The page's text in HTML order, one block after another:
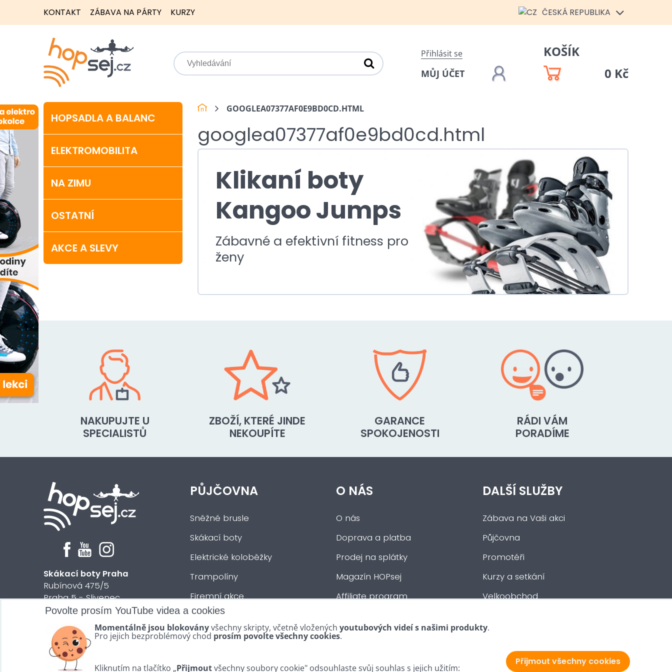
KONTAKT ZÁBAVA NA PÁRTY KURZY ČESKÁ REPUBLIKA
Přihlásit se
MŮJ ÚČET
KOŠÍK
0 Kč
HOPSADLA A BALANC
ELEKTROMOBILITA
NA ZIMU
OSTATNÍ
AKCE A SLEVY
GOOGLEA07377AF0E9BD0CD.HTML
googlea07377af0e9bd0cd.html
Klikaní boty
Kangoo Jumps
Zábavné a efektivní fitness pro
ženy
NAKUPUJTE U
SPECIALISTŮ
ZBOŽÍ, KTERÉ JINDE
NEKOUPÍTE
GARANCE
SPOKOJENOSTI
RÁDI VÁM
PORADÍME
Skákací boty Praha
Rubínová 475/5
Praha 5 - Slivenec
© 2024 HOPsej.cz
PŮJČOVNA
Sněžné brusle
Skákací boty
Elektrické koloběžky
Trampolíny
Firemní akce
Půjčení auta
Vše ostatní :-)
O NÁS
O nás
Doprava a platba
Prodej na splátky
Magazín HOPsej
Affiliate program
Kontakty
DALŠÍ SLUŽBY
Zábava na Vaši akci
Půjčovna
Promotéři
Kurzy a setkání
Velkoobchod
Povolte prosím YouTube videa a cookies
Momentálně jsou blokoványvšechny skripty, včetně vložených youtubových videí s našimi produkty.
Pro jejich bezproblémový chod prosím povolte všechny cookies.
Kliknutím na tlačítko „Přijmoutvšechny soubory cookie" odsouhlaste svůj souhlas s jejich užitím:
Přijmout všechny cookies